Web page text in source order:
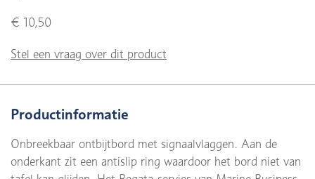
€ 10,50
Stel een vraag over dit product
Productinformatie
Onbreekbaar ontbijtbord met signaalvlaggen. Aan de
onderkant zit een antislip ring waardoor het bord niet van